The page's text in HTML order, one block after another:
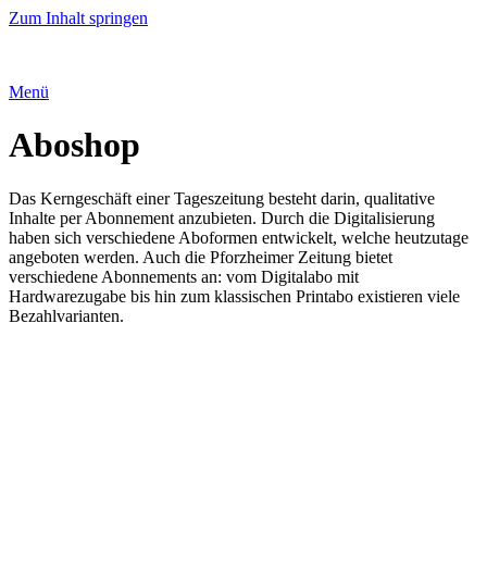
Zum Inhalt springen
Menü
Aboshop
Das Kerngeschäft einer Tageszeitung besteht darin, qualitative
Inhalte per Abonnement anzubieten. Durch die Digitalisierung
haben sich verschiedene Aboformen entwickelt, welche heutzutage
angeboten werden. Auch die Pforzheimer Zeitung bietet
verschiedene Abonnements an: vom Digitalabo mit
Hardwarezugabe bis hin zum klassischen Printabo existieren viele
Bezahlvarianten.